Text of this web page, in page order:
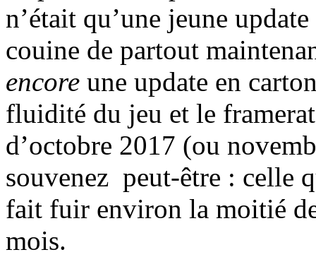
n’était qu’une jeune
couine de partout
encore une update en
fluidité du jeu et le
d’octobre 2017 (ou
souvenez peut-être : celle
fait fuir environ la moitié
mois.